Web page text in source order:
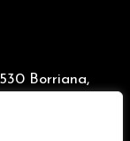
Borriana,